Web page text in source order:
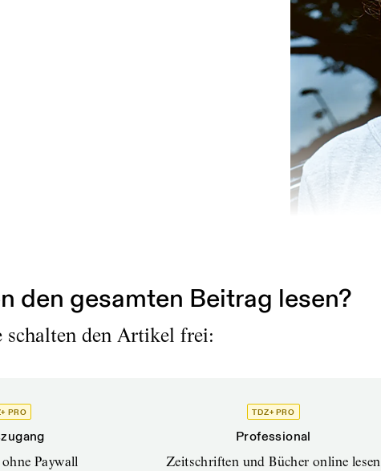
den gesamten Beitrag lesen?
schalten den Artikel frei:
PRO
Paywall
TDZ+ PRO
Professional
Zeitschriften und Bücher online lesen